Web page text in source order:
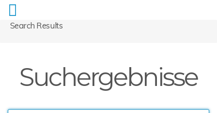
Search Results
Suchergebnisse